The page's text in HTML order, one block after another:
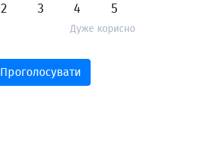
2 3 4 5
Дуже корисно
Проголосувати